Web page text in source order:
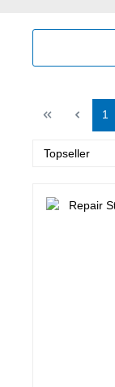
1